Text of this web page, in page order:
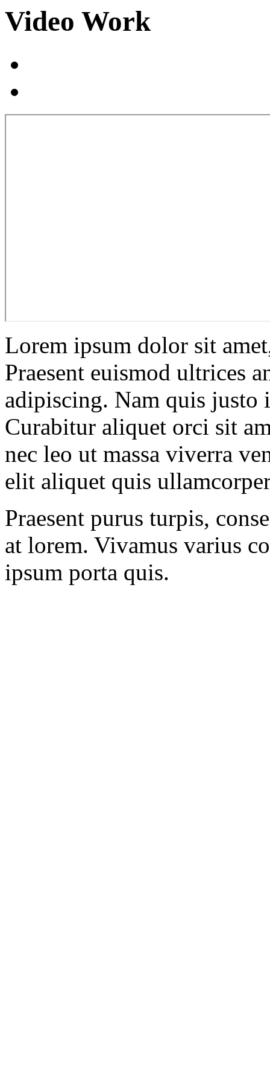
Video Work
Lorem ipsum dolor sit
Praesent euismod ultrices
adipiscing. Nam quis justo
Curabitur aliquet orci sit
nec leo ut massa viverra
elit aliquet quis
Praesent purus turpis,
at lorem. Vivamus varius
ipsum porta quis.